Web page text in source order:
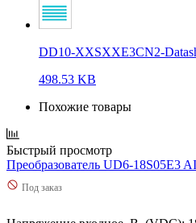
DD10-XXSXXE3CN2-
498.53 KB
Похожие товары
Быстрый просмотр
Преобразователь UD6-18S05E3
Под заказ